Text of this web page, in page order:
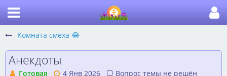
Комната смеха 😂
Анекдоты
Готовая 4 Янв 2026 Вопрос темы не решён